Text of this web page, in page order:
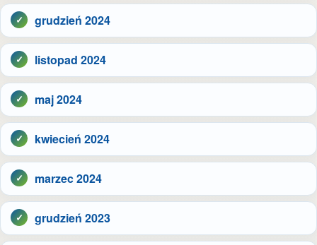
grudzień 2024
listopad 2024
maj 2024
kwiecień 2024
marzec 2024
grudzień 2023